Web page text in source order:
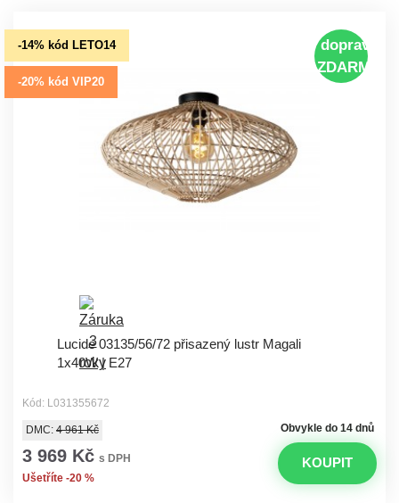
-14% kód LETO14
-20% kód VIP20
doprava
ZDARMA
Lucide 03135/56/72 přisazený lustr Magali
1x40W | E27
Kód: L031355672
Obvykle do 14 dnů
DMC: 4 961 Kč
3 969 Kč s DPH
Ušetříte -20 %
KOUPIT